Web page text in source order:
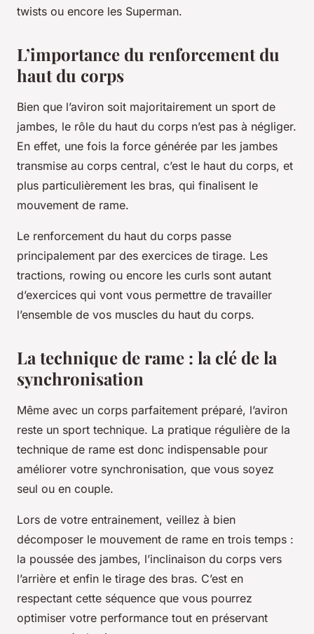
twists ou encore les Superman.
L’importance du renforcement du
haut du corps
Bien que l’aviron soit majoritairement un sport de
jambes, le rôle du haut du corps n’est pas à négliger.
En effet, une fois la force générée par les jambes
transmise au corps central, c’est le haut du corps, et
plus particulièrement les bras, qui finalisent le
mouvement de rame.
Le renforcement du haut du corps passe
principalement par des exercices de tirage. Les
tractions, rowing ou encore les curls sont autant
d’exercices qui vont vous permettre de travailler
l’ensemble de vos muscles du haut du corps.
La technique de rame : la clé de la
synchronisation
Même avec un corps parfaitement préparé, l’aviron
reste un sport technique. La pratique régulière de la
technique de rame est donc indispensable pour
améliorer votre synchronisation, que vous soyez
seul ou en couple.
Lors de votre entrainement, veillez à bien
décomposer le mouvement de rame en trois temps :
la poussée des jambes, l’inclinaison du corps vers
l’arrière et enfin le tirage des bras. C’est en
respectant cette séquence que vous pourrez
optimiser votre performance tout en préservant